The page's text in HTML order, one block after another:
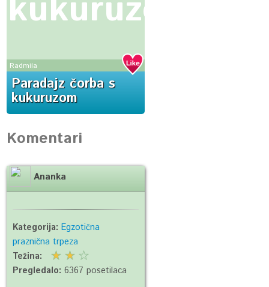
Radmila
Paradajz čorba s
kukuruzom
Komentari
Ananka
Kategorija:Egzotična
praznična trpeza
Težina:
Pregledalo: 6367 posetilaca